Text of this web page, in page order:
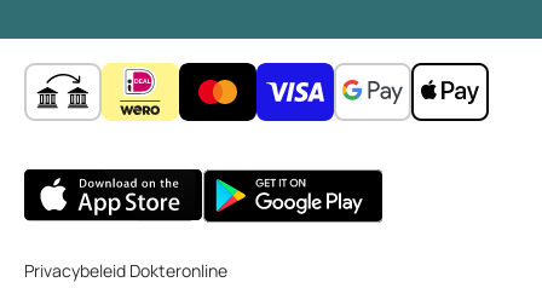
Privacybeleid Dokteronline